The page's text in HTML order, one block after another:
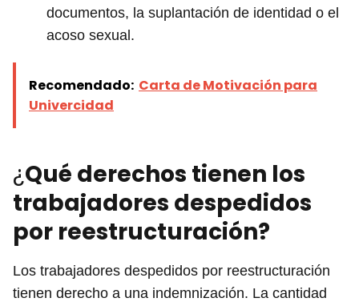
documentos, la suplantación de identidad o el
acoso sexual.
Recomendado: Carta de Motivación para
Univercidad
¿Qué derechos tienen los
trabajadores despedidos
por reestructuración?
Los trabajadores despedidos por reestructuración
tienen derecho a una indemnización. La cantidad